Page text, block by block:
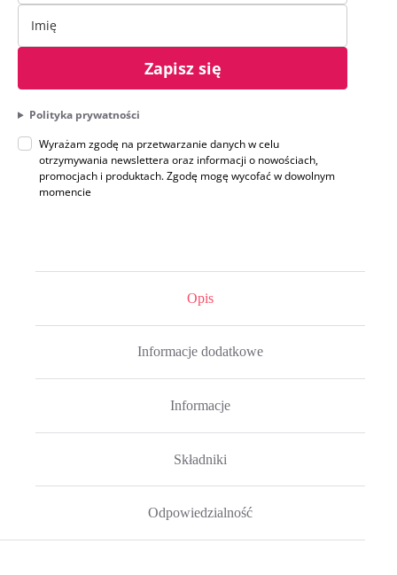
Zapisz się
Polityka prywatności
Wyrażam zgodę na przetwarzanie danych w celu
otrzymywania newslettera oraz informacji o nowościach,
promocjach i produktach. Zgodę mogę wycofać w dowolnym
momencie
Opis
Informacje dodatkowe
Informacje
Składniki
Odpowiedzialność